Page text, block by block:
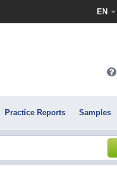
EN
Practice Reports Samples